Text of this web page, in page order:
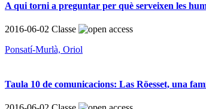
A qui torni a preguntar per què serveixen les
2016-06-02 Classe
Ponsatí-Murlà, Oriol
Taula 10 de comunicacions: Las Röesset, una